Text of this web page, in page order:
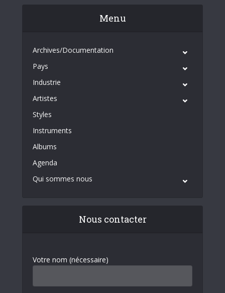
Menu
Archives/Documentation
Pays
Industrie
Artistes
Styles
Instruments
Albums
Agenda
Qui sommes nous
Nous contacter
Votre nom (nécessaire)